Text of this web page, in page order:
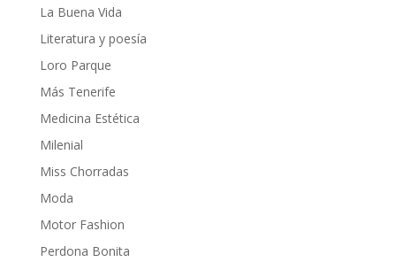
La Buena Vida
Literatura y poesía
Loro Parque
Más Tenerife
Medicina Estética
Milenial
Miss Chorradas
Moda
Motor Fashion
Perdona Bonita